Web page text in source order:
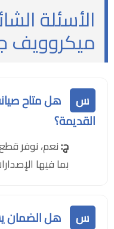
الأسئلة
ميكروويف
س
هل متاح
القديمة؟
ج:نعم، نوفر
بما فيها
س هل الضمان